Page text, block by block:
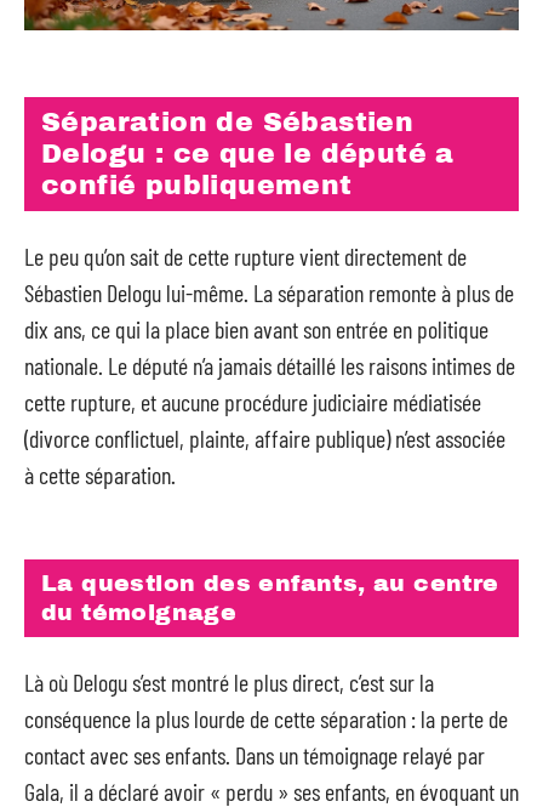
Séparation de Sébastien
Delogu : ce que le député a
confié publiquement
Le peu qu’on sait de cette rupture vient directement de
Sébastien Delogu lui-même. La séparation remonte à plus de
dix ans, ce qui la place bien avant son entrée en politique
nationale. Le député n’a jamais détaillé les raisons intimes de
cette rupture, et aucune procédure judiciaire médiatisée
(divorce conflictuel, plainte, affaire publique) n’est associée
à cette séparation.
La question des enfants, au centre
du témoignage
Là où Delogu s’est montré le plus direct, c’est sur la
conséquence la plus lourde de cette séparation : la perte de
contact avec ses enfants. Dans un témoignage relayé par
Gala, il a déclaré avoir « perdu » ses enfants, en évoquant un